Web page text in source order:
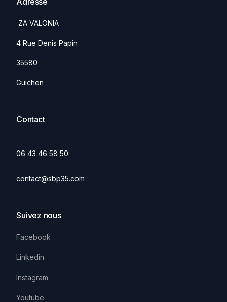
ZA VALONIA
4 Rue Denis Papin
35580
Guichen
Contact
06 43 46 58 50
contact@sbp35.com
Suivez nous
Facebook
Linkedin
Instagram
Youtube